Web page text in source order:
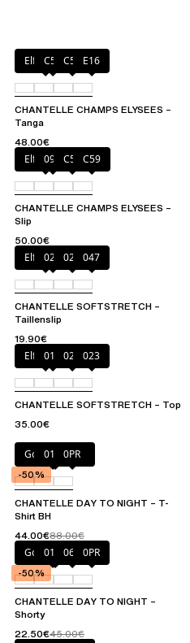
Elfenbein
C54 C59 E16
CHANTELLE CHAMPS ELYSEES –
Tanga
48.00€
Elfenbein
097 C54 C59
CHANTELLE CHAMPS ELYSEES –
Slip
50.00€
Elfenbein
020 023 047
CHANTELLE SOFTSTRETCH –
Taillenslip
19.90€
Elfenbein
011 020 023
CHANTELLE SOFTSTRETCH – Top
35.00€
Golden Beige
011 0PR
CHANTELLE DAY TO NIGHT – T-
Shirt BH
44.00€88.00€
-50%
Golden Beige
011 06K 0PR
CHANTELLE DAY TO NIGHT –
Shorty
22.50€45.00€
-50%